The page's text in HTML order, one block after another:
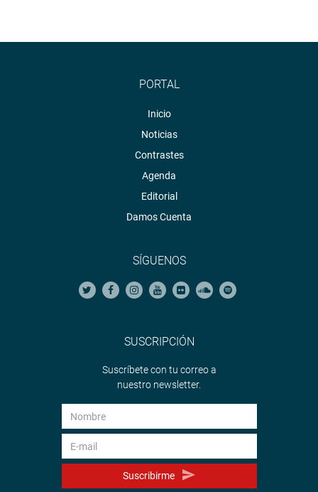
PORTAL
Inicio
Noticias
Contrastes
Agenda
Editorial
Damos Cuenta
SÍGUENOS
SUSCRIPCIÓN
Suscríbete con tu correo a
nuestro newsletter.
Suscribirme